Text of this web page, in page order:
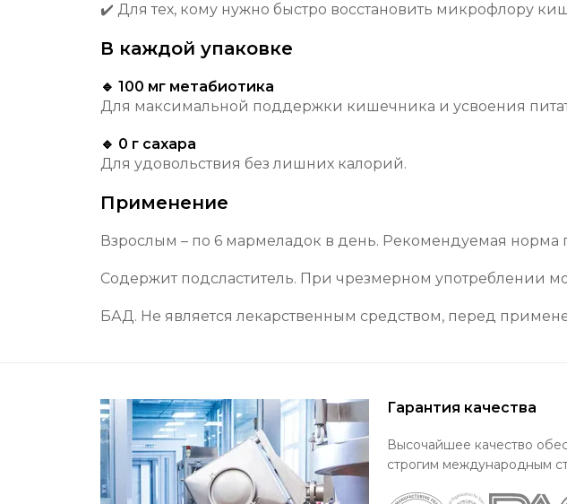
✔️ Для тех, кому нужно быстро восстановить микрофлору
В каждой упаковке
🔹 100 мг метабиотика
Для максимальной поддержки кишечника и усвоения
🔹 0 г сахара
Для удовольствия без лишних калорий.
Применение
Взрослым – по 6 мармеладок в день. Рекомендуемая норма
Содержит подсластитель. При чрезмерном употреблении
БАД. Не является лекарственным средством, перед
Гарантия качества
Высочайшее качество
строгим международным